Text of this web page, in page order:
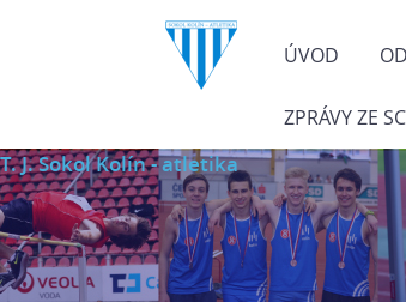
ÚVOD
ZPRÁVY ZE
T. J. Sokol Kolín - atletika